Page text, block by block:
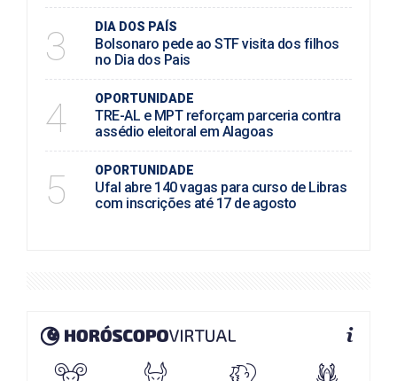
3 DIA DOS PAÍS
Bolsonaro pede ao STF visita dos filhos
no Dia dos Pais
4 OPORTUNIDADE
TRE-AL e MPT reforçam parceria contra
assédio eleitoral em Alagoas
5 OPORTUNIDADE
Ufal abre 140 vagas para curso de Libras
com inscrições até 17 de agosto